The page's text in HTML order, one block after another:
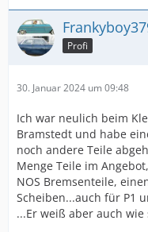
Profi
30. Januar 2024 um 09:48
Ich war neulich beim
Bramstedt und habe
noch andere Teile
Menge Teile im
NOS Bremsenteile,
Scheiben...auch für P1
...Er weiß aber auch